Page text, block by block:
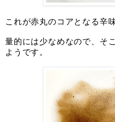
これが赤丸のコアとなる辛
量的には少なめなので、そ
ようです。